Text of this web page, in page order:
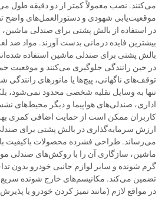
می‌کنند. نصب معمولاً کمتر از دو دقیقه طول
موقعیت‌یابی شهودی و دستورالعمل‌های واضح
در استفاده از بالش پشتی برای صندلی ماشین،
بیشترین فایده درمانی بدست آورند. مواد
بالش پشتی برای صندلی ماشین استفاده
در حین رانندگی جلوگیری می‌کنند و موقعیت
توقف‌های ناگهانی، پیچ‌ها یا مانورهای
تنها به وسایل نقلیه شخصی محدود نمی‌شود،
اداری، صندلی‌های هواپیما و دیگر محیط‌های
کاربران ممکن است از حمایت اضافی کمری
ارزش سرمایه‌گذاری در بالش پشتی برای
می‌رساند. طراحی فشرده محصولات باکیفیت
ماشین، سازگاری آن را با روکش‌های صندلی
گرم شونده و سایر لوازم جانبی خودرو بدون
تضمین می‌کند. مکانیسم‌های خارج شونده سریع
در مواقع لازم (مانند تمیز کردن خودرو یا